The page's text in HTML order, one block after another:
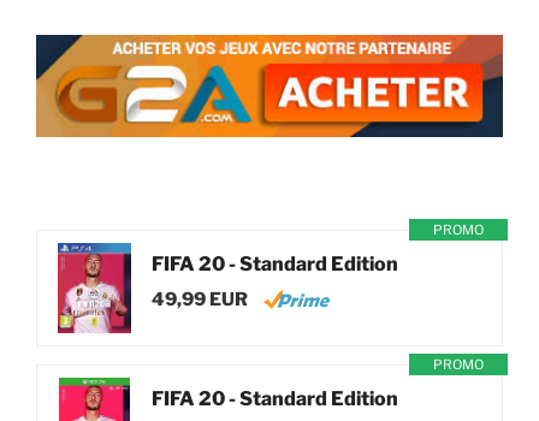
PROMO
FIFA 20 - Standard Edition
49,99 EUR
PROMO
FIFA 20 - Standard Edition